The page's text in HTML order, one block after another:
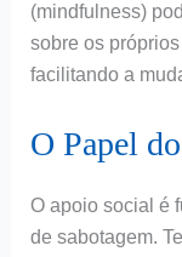
(mindfulness)
sobre os
facilitando a
O Papel
O apoio social é
de sabotagem.